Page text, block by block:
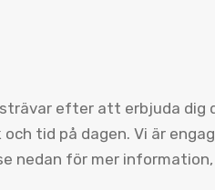
strävar efter att erbjuda dig
tid på dagen. Vi är
nedan för mer